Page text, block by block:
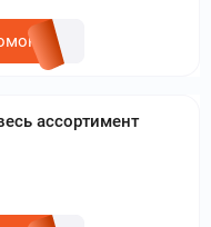
ассортимент